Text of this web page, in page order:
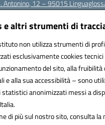
e altri strumenti di
non utilizza strumenti di
esclusivamente cookies
del sito, alla fruibilità
e alla sua accessibilità – sono
anonimizzati messi a
di più sul nostro sito, consulta la
Antonino, 12 – 95015
certificata (PEC):
83002470876
CTIC83200R
delle Pubbliche Amministrazioni
fatturazione (CUF): UF7TEB
Hosting & Powered by 3D